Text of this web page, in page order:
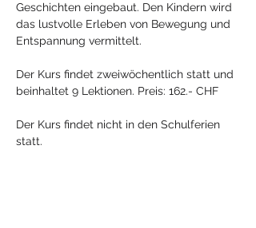
Geschichten eingebaut. Den Kindern wird
das lustvolle Erleben von Bewegung und
Entspannung vermittelt.
Der Kurs findet zweiwöchentlich statt und
beinhaltet 9 Lektionen. Preis: 162.- CHF
Der Kurs findet nicht in den Schulferien
statt.